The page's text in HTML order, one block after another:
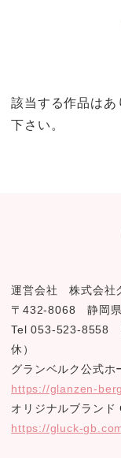
該当する作品はあ
下さい。
運営会社 株式会社
〒432-8068 静岡県
Tel 053-523-8558
休）
グランベルク公式ホ
https://glanzen-
オリジナルブラン
https://gluck-